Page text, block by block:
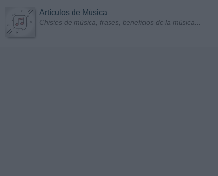
Artículos de Música
Chistes de música, frases, beneficios de la música...